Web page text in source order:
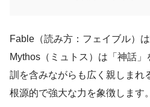
Fable（読み方：フェイブル）
Mythos（ミュトス）は「神話
訓を含みながらも広く親しまれ
根源的で強大な力を象徴します。